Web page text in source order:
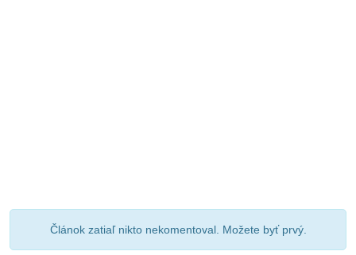
Článok zatiaľ nikto nekomentoval. Možete byť prvý.